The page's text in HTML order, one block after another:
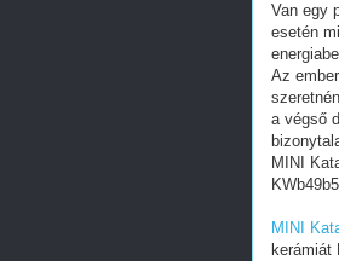
Van egy
esetén
Az
a végső
MINI
MINI
kerámiát